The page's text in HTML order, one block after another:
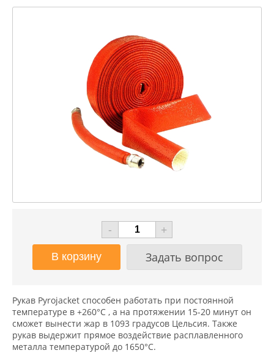
-
+
Задать вопрос
Рукав Pyrojacket способен работать при постоянной
температуре в +260°C , а на протяжении 15-20 минут он
сможет вынести жар в 1093 градусов Цельсия. Также
рукав выдержит прямое воздействие расплавленного
металла температурой до 1650°C.